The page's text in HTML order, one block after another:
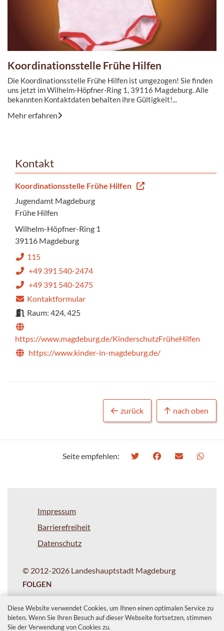
Diese Website verwendet Cookies, um Ihnen einen optimalen Service zu
bieten. Wenn Sie Ihren Besuch auf dieser Webseite fortsetzen, stimmen
Sie der Verwendung von Cookies zu.
Koordinationsstelle Frühe Hilfen
Die Koordinationsstelle Frühe Hilfen ist umgezogen! Sie finden
uns jetzt im Wilhelm-Höpfner-Ring 1, 39116 Magdeburg. Alle
bekannten Kontaktdaten behalten ihre Gültigkeit!...
Mehr erfahren
Kontakt
Koordinationsstelle Frühe Hilfen
Jugendamt Magdeburg
Frühe Hilfen
Wilhelm-Höpfner-Ring 1
39116 Magdeburg
115
+49 391 540-2474
+49 391 540-2475
Kontaktformular
Raum: 424, 425
https://www.magdeburg.de/KinderschutzFrüheHilfen
https://www.kinder-in-magdeburg.de/
zurück nach oben
Seite empfehlen:
Impressum
Barrierefreiheit
Datenschutz
© 2012-2026 Landeshauptstadt Magdeburg
FOLGEN